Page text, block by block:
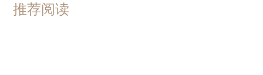
推荐阅读